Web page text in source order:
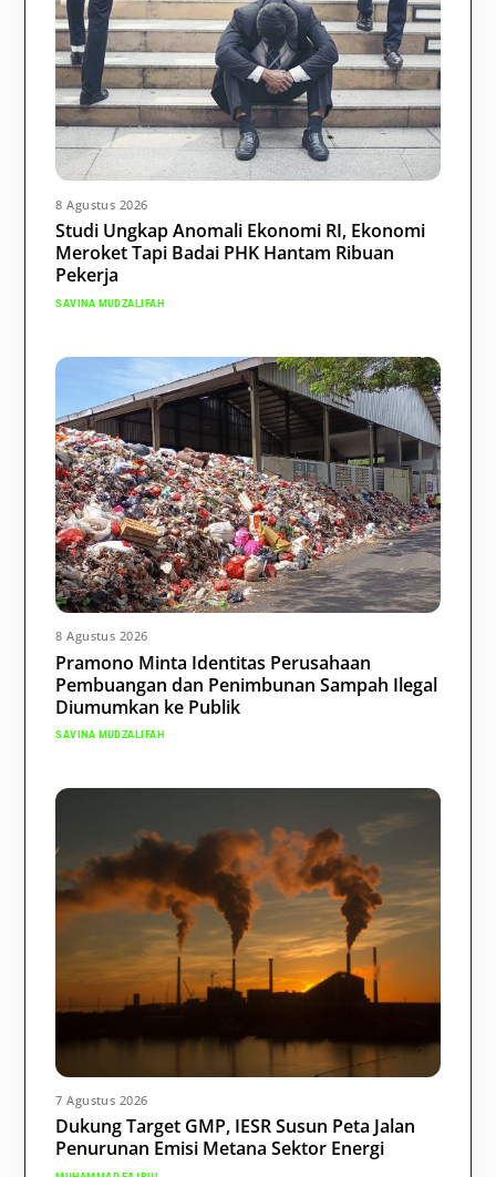
8 Agustus 2026
Studi Ungkap Anomali Ekonomi RI, Ekonomi
Meroket Tapi Badai PHK Hantam Ribuan
Pekerja
SAVINA MUDZALIFAH
8 Agustus 2026
Pramono Minta Identitas Perusahaan
Pembuangan dan Penimbunan Sampah Ilegal
Diumumkan ke Publik
SAVINA MUDZALIFAH
7 Agustus 2026
Dukung Target GMP, IESR Susun Peta Jalan
Penurunan Emisi Metana Sektor Energi